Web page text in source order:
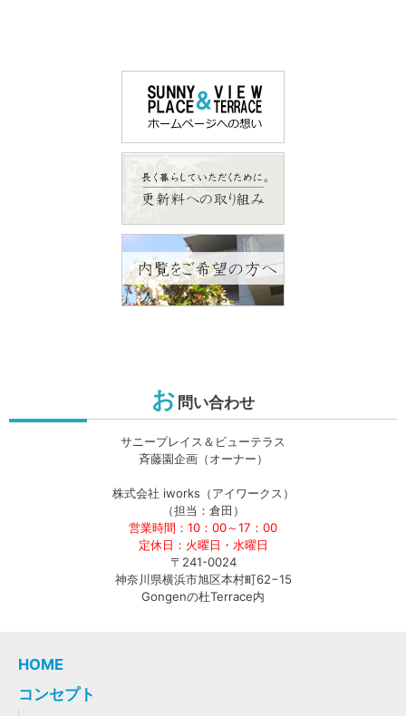
お 問い合わせ
サニープレイス＆ビューテラス
斉藤園企画（オーナー）
株式会社 iworks（アイワークス）
（担当：倉田）
営業時間：10：00～17：00
定休日：火曜日・水曜日
〒241-0024
神奈川県横浜市旭区本村町62−15
Gongenの杜Terrace内
HOME
コンセプト